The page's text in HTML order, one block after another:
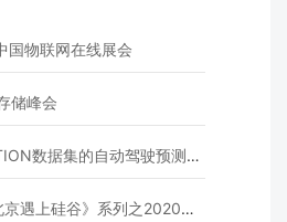
国物联网在线展会
储峰会
据集的自动驾驶预测模型挑战赛
硅谷》系列之2020年度开源峰会